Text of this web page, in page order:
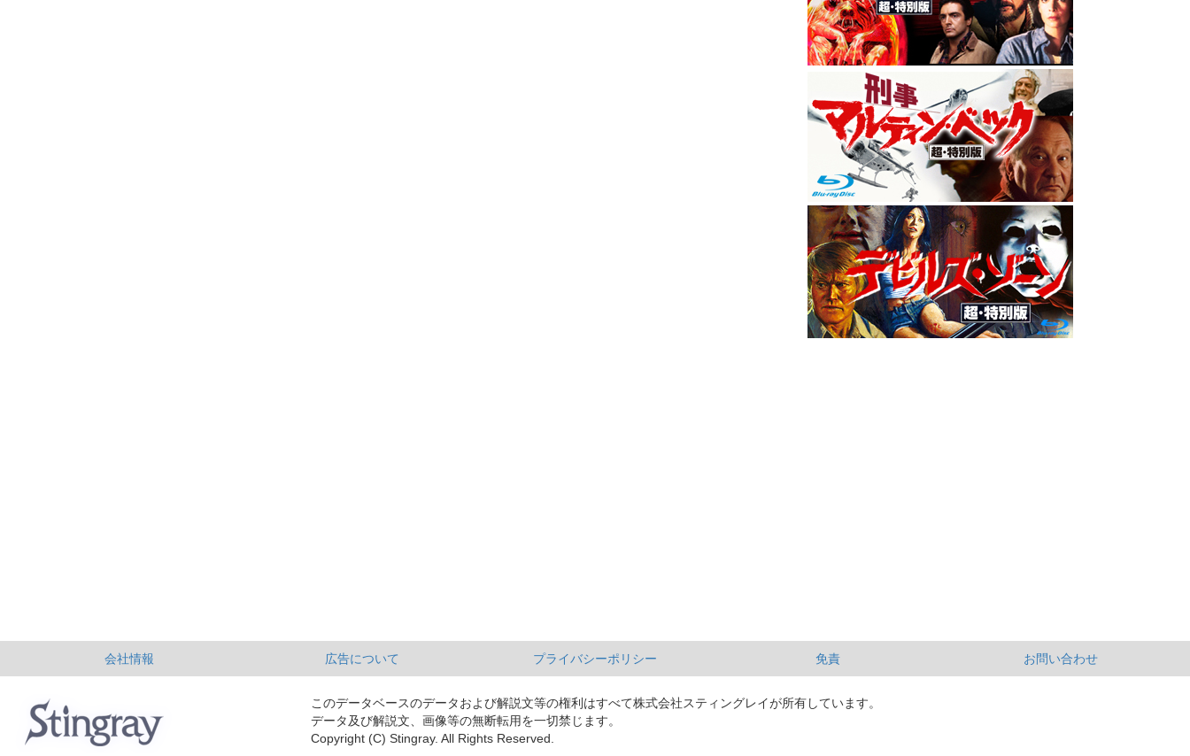
会社情報 広告について プライバシーポリシー 免責 お問い合わせ
このデータベースのデータおよび解説文等の権利はすべて株式会社スティングレイが所有しています。
データ及び解説文、画像等の無断転用を一切禁じます。
Copyright (C) Stingray. All Rights Reserved.